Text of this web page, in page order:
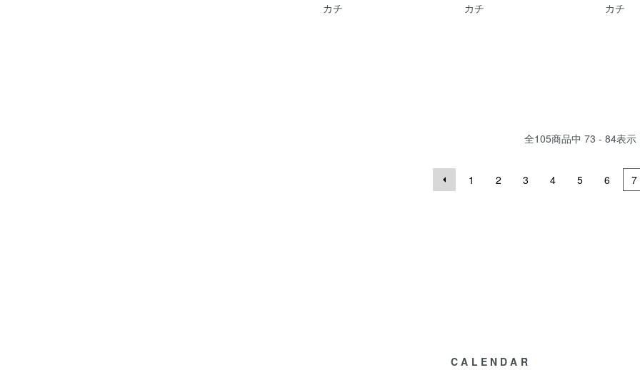
カチ
カチ
カチ
全105商品中 73 - 84表示
1 2 3 4 5 6 7
CALENDAR